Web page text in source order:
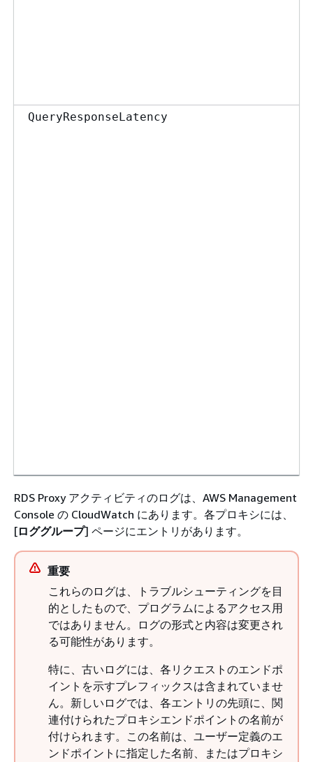
QueryResponseLatency
RDS Proxy アクティビティのログは、AWS Management
Console の CloudWatch にあります。各プロキシには、
[ロググループ] ページにエントリがあります。
重要
これらのログは、トラブルシューティングを目
的としたもので、プログラムによるアクセス用
ではありません。ログの形式と内容は変更され
る可能性があります。
特に、古いログには、各リクエストのエンドポ
イントを示すプレフィックスは含まれていませ
ん。新しいログでは、各エントリの先頭に、関
連付けられたプロキシエンドポイントの名前が
付けられます。この名前は、ユーザー定義のエ
ンドポイントに指定した名前、またはプロキシ